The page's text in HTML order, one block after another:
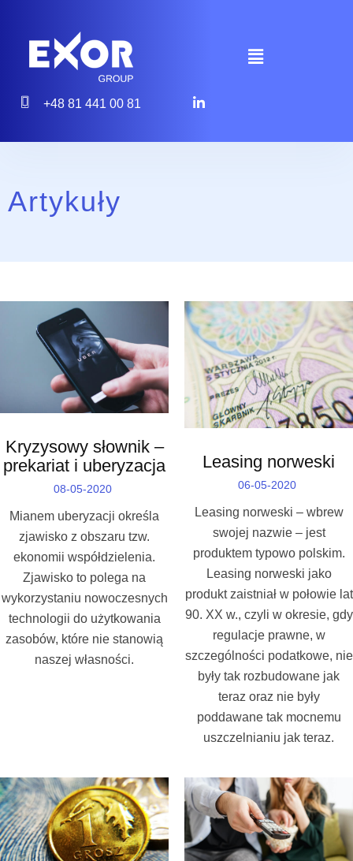
+48 81 441 00 81
Artykuły
Kryzysowy słownik –
prekariat i uberyzacja
08-05-2020
Mianem uberyzacji określa
zjawisko z obszaru tzw.
ekonomii współdzielenia.
Zjawisko to polega na
wykorzystaniu nowoczesnych
technologii do użytkowania
zasobów, które nie stanowią
naszej własności.
Leasing norweski
06-05-2020
Leasing norweski – wbrew
swojej nazwie – jest
produktem typowo polskim.
Leasing norweski jako
produkt zaistniał w połowie lat
90. XX w., czyli w okresie, gdy
regulacje prawne, w
szczególności podatkowe, nie
były tak rozbudowane jak
teraz oraz nie były
poddawane tak mocnemu
uszczelnianiu jak teraz.